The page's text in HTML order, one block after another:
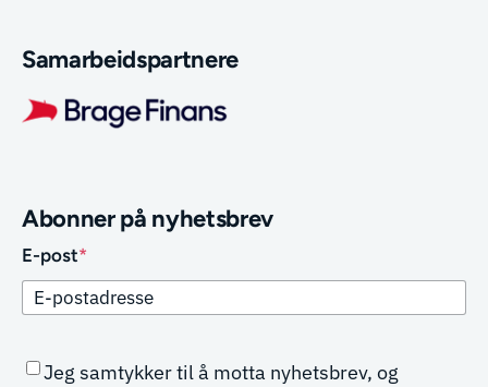
Samarbeidspartnere
Abonner på nyhetsbrev
E-post*
CAPTCHA
Samtykke*
Jeg samtykker til å motta nyhetsbrev, og